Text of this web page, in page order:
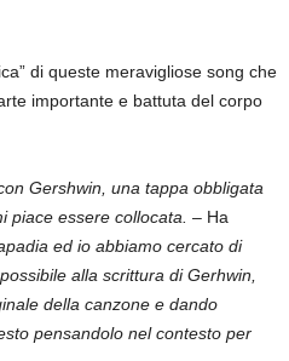
di queste meravigliose song che
importante e battuta del corpo
Gershwin, una tappa obbligata
piace essere collocata. – Ha
ed io abbiamo cercato di
alla scrittura di Gerhwin,
della canzone e dando
pensandolo nel contesto per